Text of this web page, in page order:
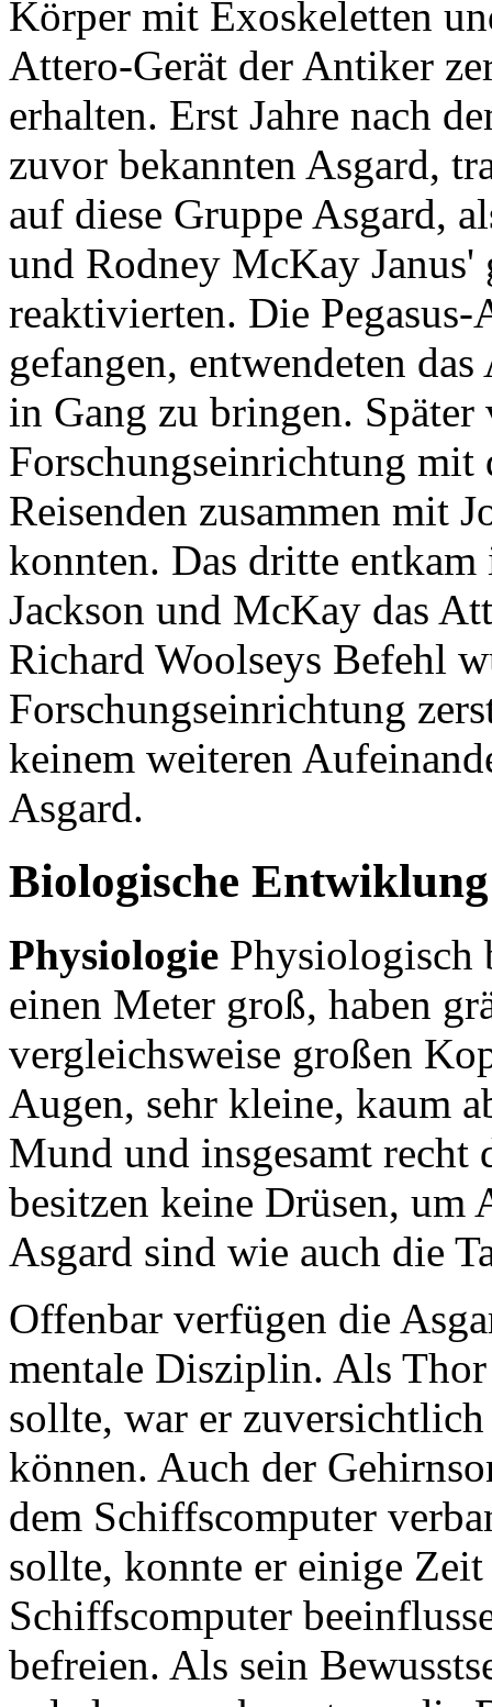
Körper mit Exoskeletten
Attero-Gerät der Antiker
erhalten. Erst Jahre nach
zuvor bekannten Asgard,
auf diese Gruppe Asgard,
und Rodney McKay Janus'
reaktivierten. Die
gefangen, entwendeten
in Gang zu bringen.
Forschungseinrichtung
Reisenden zusammen mit
konnten. Das dritte
Jackson und McKay das
Richard Woolseys Befehl
Forschungseinrichtung
keinem weiteren
Asgard.
Biologische Entwiklung
Physiologie Physiologisch
einen Meter groß, haben
vergleichsweise großen
Augen, sehr kleine, kaum
Mund und insgesamt recht
besitzen keine Drüsen, um
Asgard sind wie auch die
Offenbar verfügen die
mentale Disziplin. Als
sollte, war er
können. Auch der
dem Schiffscomputer
sollte, konnte er einige
Schiffscomputer
befreien. Als sein